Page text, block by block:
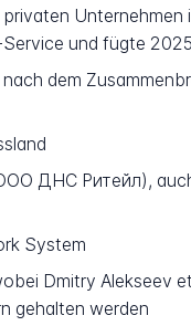
und fügte
nach dem
ДНС Ритейл),
System
Dmitry Alekseev
gehalten werden